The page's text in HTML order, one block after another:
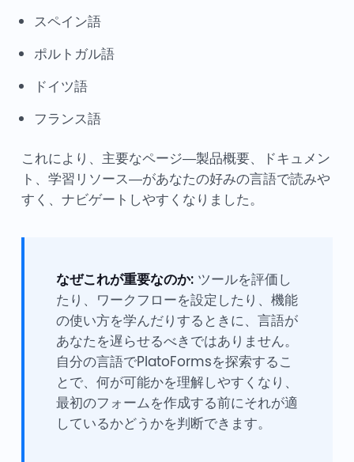
スペイン語
ポルトガル語
ドイツ語
フランス語
これにより、主要なページ—製品概要、ドキュメン
ト、学習リソース—があなたの好みの言語で読みや
すく、ナビゲートしやすくなりました。
なぜこれが重要なのか:ツールを評価し
たり、ワークフローを設定したり、機能
の使い方を学んだりするときに、言語が
あなたを遅らせるべきではありません。
自分の言語でPlatoFormsを探索するこ
とで、何が可能かを理解しやすくなり、
最初のフォームを作成する前にそれが適
しているかどうかを判断できます。